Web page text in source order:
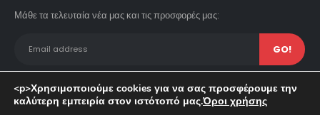
Μάθε τα τελευταία νέα μας και τις προσφορές μας:
<p>Χρησιμοποιούμε cookies για να σας προσφέρουμε την
καλύτερη εμπειρία στον ιστότοπό μας.Όροι χρήσης